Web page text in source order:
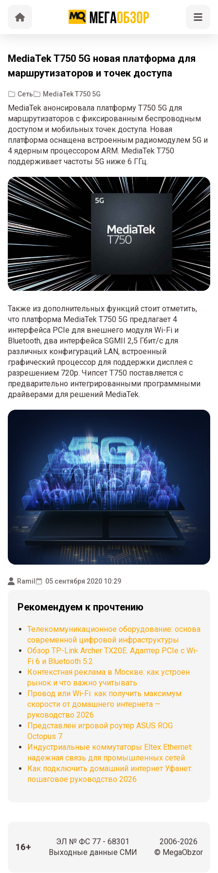
MediaTek T750 5G новая платформа для
маршрутизаторов и точек доступа
Сеть MediaTek T750 5G
MediaTek анонсировала платформу T750 5G для
маршрутизаторов с фиксированным беспроводным
доступом и мобильных точек доступа. Новая
платформа оснащена встроенным радиомодулем 5G и
4 ядерным процессором ARM. MediaTek T750
поддерживает частоты 5G ниже 6 ГГц.
Также из дополнительных функций стоит отметить,
что платформа MediaTek T750 5G предлагает 4
интерфейса PCIe для внешнего модуля Wi-Fi и
Bluetooth, два интерфейса SGMII 2,5 Гбит/с для
различных конфигураций LAN, встроенный
графический процессор для поддержки дисплея с
разрешением 720p. Чипсет T750 поставляется с
предварительно интегрированными программными
драйверами для решений MediaTek.
Ramil 05 сентября 2020 10:29
Рекомендуем к прочтению
Телекоммуникационное оборудование: основа
современной цифровой инфраструктуры
Обзор TP-Link Archer TX20E. Адаптер PCIe с Wi-
Fi 6 и Bluetooth 5.2
Контекстная реклама в Москве: как устроен
рынок и что важно учитывать
Провод или Wi-Fi: как получить максимум
скорости от домашнего интернета —
руководство 2026
Представлен игровой роутер ASUS ROG
Octopus 7
Индустриальные коммутаторы Eltex Ethernet:
надежная связь для промышленных сетей
Как подключить домашний интернет Уфанет:
пошаговое руководство 2026
16+
ЭЛ № ФС 77 - 68301
Выходные данные СМИ
2006-2026
© MegaObzor